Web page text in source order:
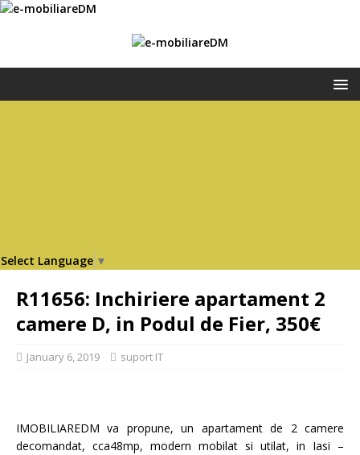
Select Language ▼
R11656: Inchiriere apartament 2
camere D, in Podul de Fier, 350€
January 6, 2019 suport IT
IMOBILIAREDM va propune, un apartament de 2 camere
decomandat, cca48mp, modern mobilat si utilat, in Iasi –